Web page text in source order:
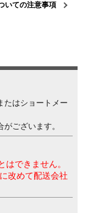
ざいますので、予め
いての注意事項
たはショートメー
ございます。
できません。
改めて配送会社